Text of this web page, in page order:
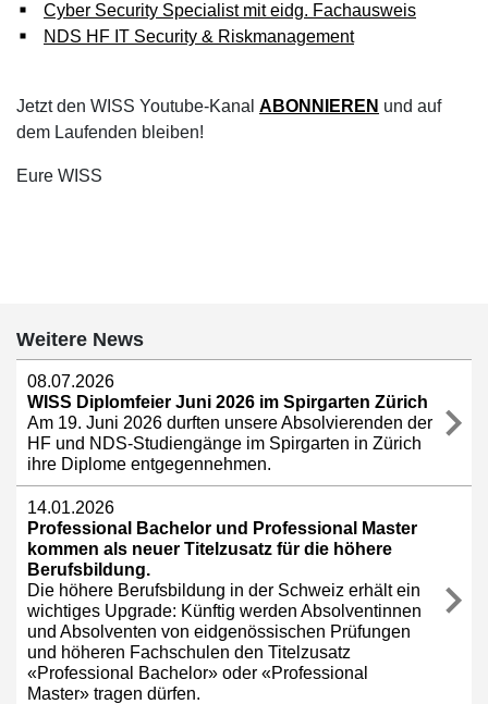
Cyber Security Specialist mit eidg. Fachausweis
NDS HF IT Security & Riskmanagement
Jetzt den WISS Youtube-Kanal ABONNIEREN und auf
dem Laufenden bleiben!
Eure WISS
Weitere News
08.07.2026
WISS Diplomfeier Juni 2026 im Spirgarten Zürich
Am 19. Juni 2026 durften unsere Absolvierenden der
HF und NDS-Studiengänge im Spirgarten in Zürich
ihre Diplome entgegennehmen.
14.01.2026
Professional Bachelor und Professional Master
kommen als neuer Titelzusatz für die höhere
Berufsbildung.
Die höhere Berufsbildung in der Schweiz erhält ein
wichtiges Upgrade: Künftig werden Absolventinnen
und Absolventen von eidgenössischen Prüfungen
und höheren Fachschulen den Titelzusatz
«Professional Bachelor» oder «Professional
Master» tragen dürfen.